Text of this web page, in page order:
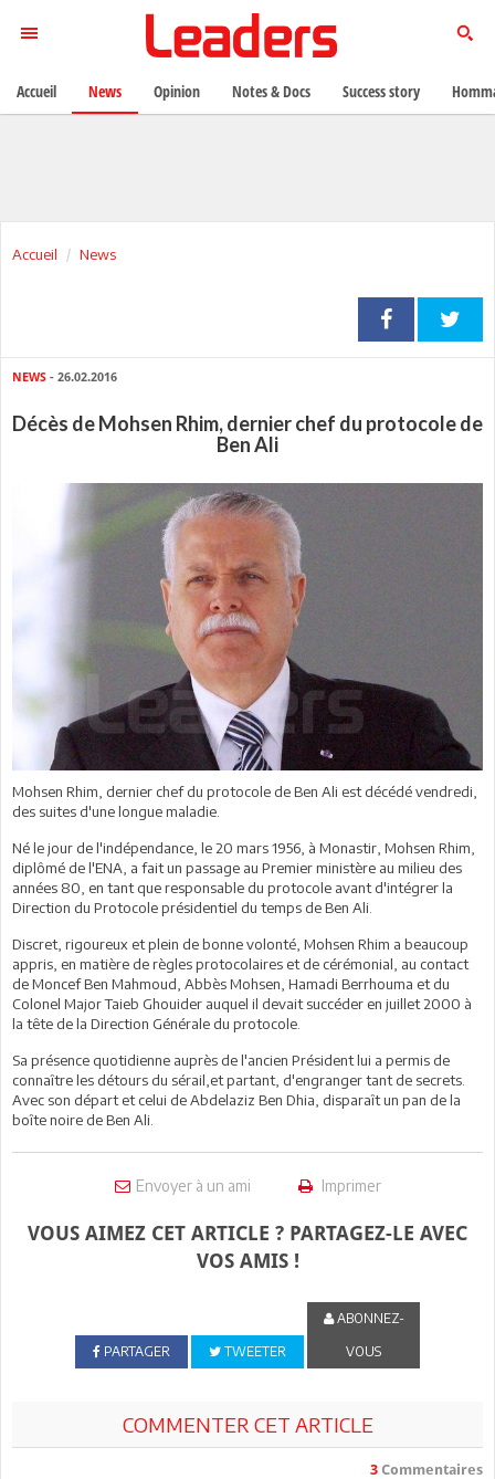
Accueil News
NEWS - 26.02.2016
Décès de Mohsen Rhim, dernier chef du protocole de
Ben Ali
Mohsen Rhim, dernier chef du protocole de Ben Ali est décédé vendredi,
des suites d'une longue maladie.
Né le jour de l'indépendance, le 20 mars 1956, à Monastir, Mohsen Rhim,
diplômé de l'ENA, a fait un passage au Premier ministère au milieu des
années 80, en tant que responsable du protocole avant d'intégrer la
Direction du Protocole présidentiel du temps de Ben Ali.
Discret, rigoureux et plein de bonne volonté, Mohsen Rhim a beaucoup
appris, en matière de règles protocolaires et de cérémonial, au contact
de Moncef Ben Mahmoud, Abbès Mohsen, Hamadi Berrhouma et du
Colonel Major Taieb Ghouider auquel il devait succéder en juillet 2000 à
la tête de la Direction Générale du protocole.
Sa présence quotidienne auprès de l'ancien Président lui a permis de
connaître les détours du sérail,et partant, d'engranger tant de secrets.
Avec son départ et celui de Abdelaziz Ben Dhia, disparaît un pan de la
boîte noire de Ben Ali.
Envoyer à un ami Imprimer
VOUS AIMEZ CET ARTICLE ? PARTAGEZ-LE AVEC
VOS AMIS !
PARTAGER TWEETER
ABONNEZ-
VOUS
COMMENTER CET ARTICLE
3 Commentaires
Accueil News Opinion Notes & Docs Success story